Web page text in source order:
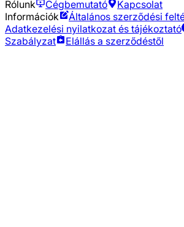
Rólunk
Cégbemutató
Kapcsolat
Információk
Általános szerződési
Adatkezelési nyilatkozat és tájékoztató
Szabályzat
Elállás a szerződéstől